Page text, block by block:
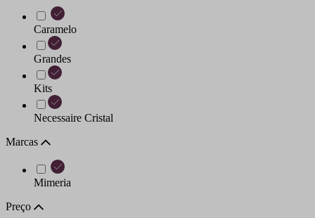
Caramelo
Grandes
Kits
Necessaire Cristal
Marcas
Mimeria
Preço